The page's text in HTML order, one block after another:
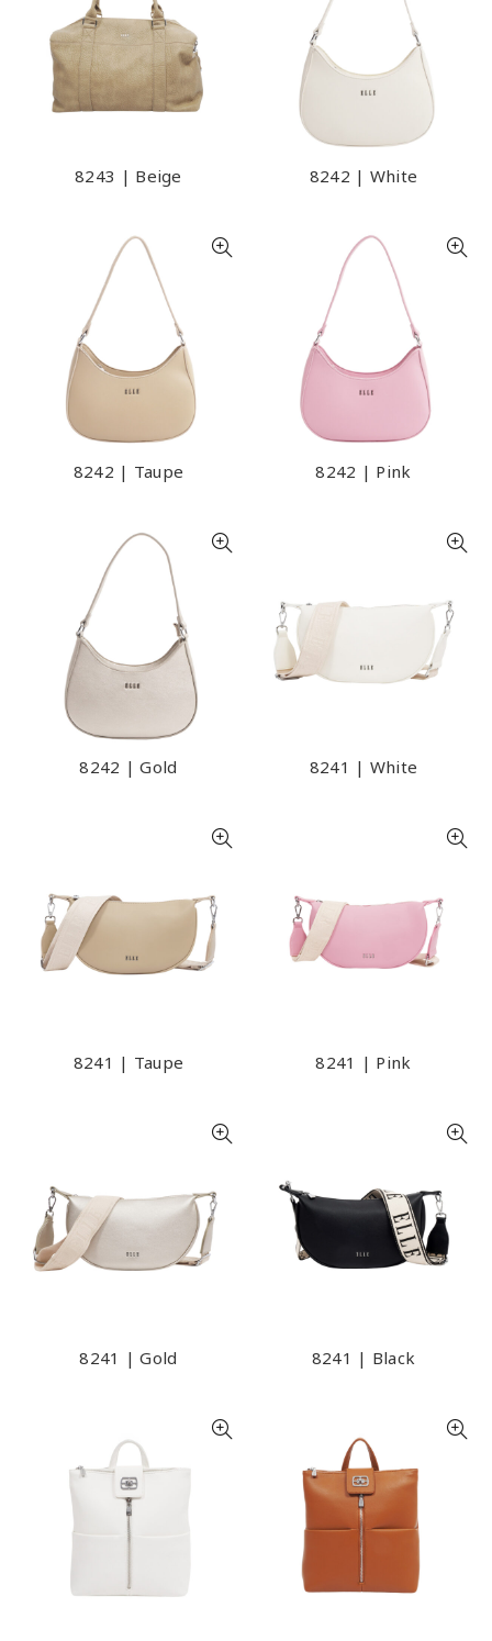
8243 | Beige 8242 | White
8242 | Taupe 8242 | Pink
8242 | Gold 8241 | White
8241 | Taupe 8241 | Pink
8241 | Gold 8241 | Black